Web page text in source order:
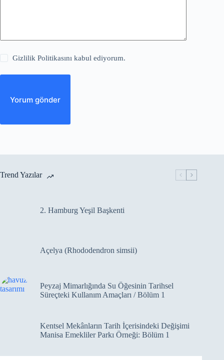
Gizlilik Politikasını kabul ediyorum.
Yorum gönder
Trend Yazılar
2. Hamburg Yeşil Başkenti
Açelya (Rhododendron simsii)
Peyzaj Mimarlığında Su Öğesinin Tarihsel
Süreçteki Kullanım Amaçları / Bölüm 1
Kentsel Mekânların Tarih İçerisindeki Değişimi
Manisa Emekliler Parkı Örneği: Bölüm 1